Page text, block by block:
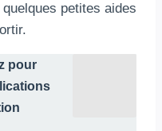
petites aides
pour